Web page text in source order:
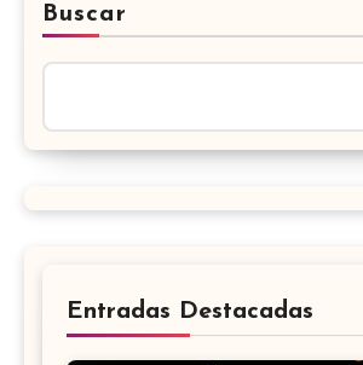
Buscar
Entradas Destacadas